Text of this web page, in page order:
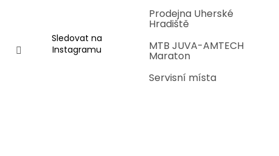
Sledovat na
Instagramu
Prodejna Uherské
Hradiště
MTB JUVA-AMTECH
Maraton
Servisní místa